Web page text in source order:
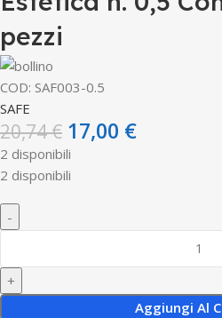
pezzi
COD: SAF003-0.5
SAFE
20,74€ 17,00 €
2 disponibili
2 disponibili
Aggiungi Al